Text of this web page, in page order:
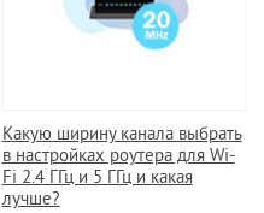
Какую ширину канала выбрать
в настройках роутера для Wi-
Fi 2.4 ГГц и 5 ГГц и какая
лучше?